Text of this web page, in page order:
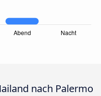
nach Palermo